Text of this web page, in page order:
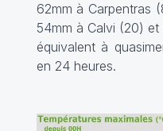
62mm à Carpentras
54mm à Calvi (20)
équivalent à
en 24 heures.